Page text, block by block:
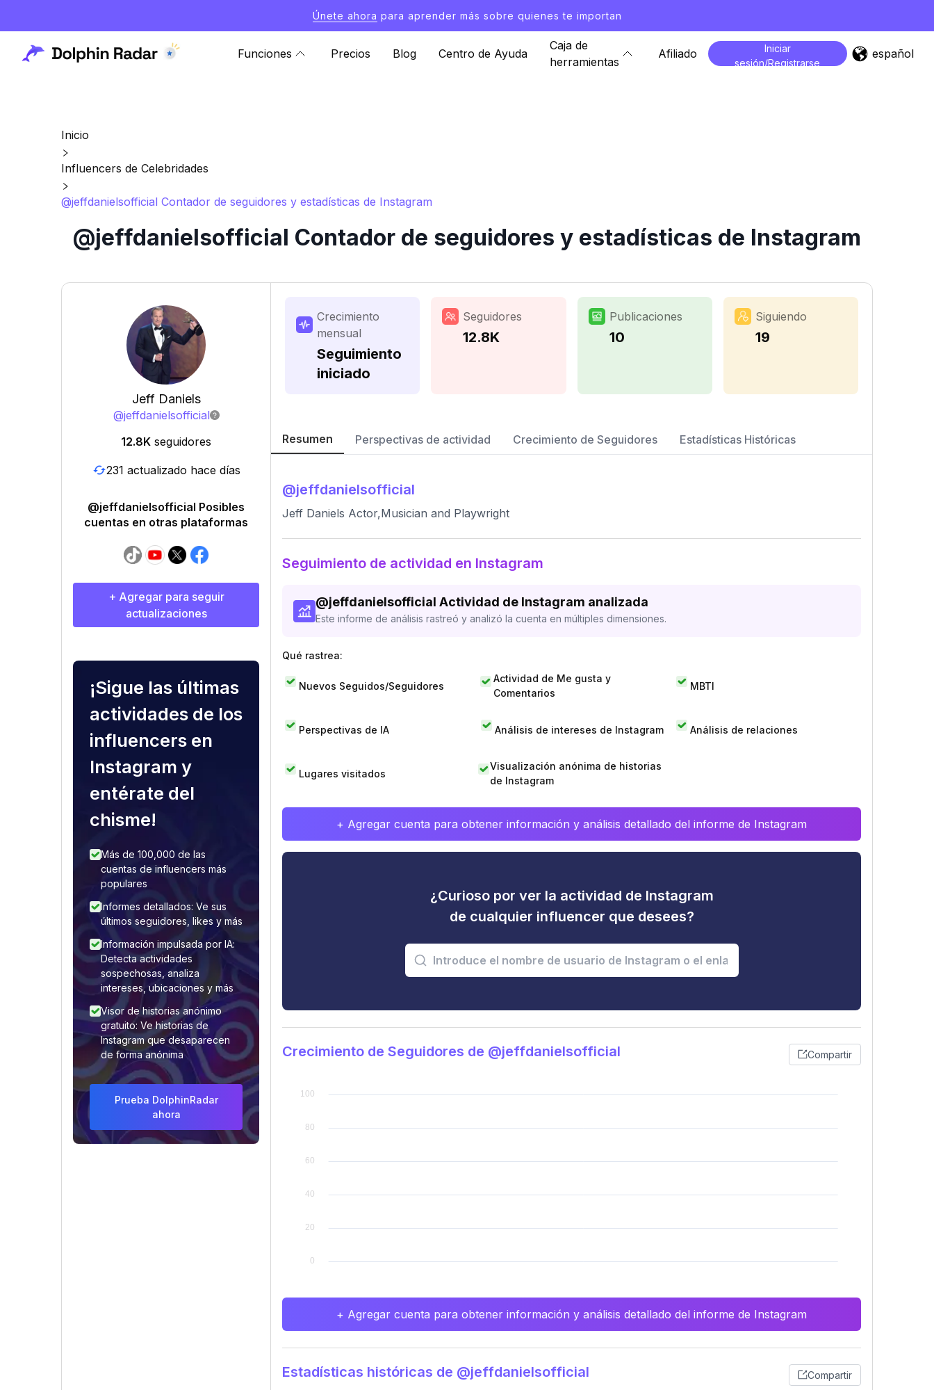
Únete ahora para aprender más sobre quienes te importan
Funciones Precios Blog Centro de Ayuda
Caja de
herramientas
Afiliado
Iniciar
sesión/Registrarse
español
Inicio
Influencers de Celebridades
@jeffdanielsofficial Contador de seguidores y estadísticas de Instagram
@jeffdanielsofficial Contador de seguidores y estadísticas de Instagram
Jeff Daniels
@jeffdanielsofficial
12.8K seguidores
231 actualizado hace días
@jeffdanielsofficial Posibles
cuentas en otras plataformas
+ Agregar para seguir
actualizaciones
¡Sigue las últimas
actividades de los
influencers en
Instagram y
entérate del
chisme!
Más de 100,000 de las
cuentas de influencers más
populares
Informes detallados: Ve sus
últimos seguidores, likes y más
Información impulsada por IA:
Detecta actividades
sospechosas, analiza
intereses, ubicaciones y más
Visor de historias anónimo
gratuito: Ve historias de
Instagram que desaparecen
de forma anónima
Prueba DolphinRadar
ahora
Crecimiento
mensual
Seguimiento
iniciado
Seguidores
12.8K
Publicaciones
10
Siguiendo
19
Resumen Perspectivas de actividad Crecimiento de Seguidores Estadísticas Históricas
@jeffdanielsofficial
Jeff Daniels Actor,Musician and Playwright
Seguimiento de actividad en Instagram
@jeffdanielsofficial Actividad de Instagram analizada
Este informe de análisis rastreó y analizó la cuenta en múltiples dimensiones.
Qué rastrea:
Nuevos Seguidos/Seguidores
Actividad de Me gusta y
Comentarios
MBTI
Perspectivas de IA Análisis de intereses de Instagram Análisis de relaciones
Lugares visitados
Visualización anónima de historias
de Instagram
+ Agregar cuenta para obtener información y análisis detallado del informe de Instagram
¿Curioso por ver la actividad de Instagram
de cualquier influencer que desees?
Crecimiento de Seguidores de @jeffdanielsofficial Compartir
+ Agregar cuenta para obtener información y análisis detallado del informe de Instagram
Estadísticas históricas de @jeffdanielsofficial Compartir